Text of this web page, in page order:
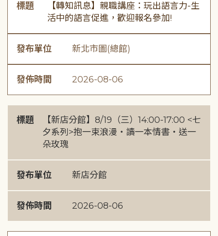
標題
【轉知訊息】親職講座：玩出語言力-生
活中的語言促進，歡迎報名參加!
發布單位 新北市圖(總館)
發佈時間 2026-08-06
標題
【新店分館】8/19（三）14:00-17:00 <七
夕系列>抱一束浪漫・讀一本情書・送一
朵玫瑰
發布單位 新店分館
發佈時間 2026-08-06